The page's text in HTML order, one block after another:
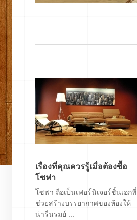
เรื่องที่คุณควรรู้เมื่อต้องซื้อ
โซฟา
โซฟา ถือเป็นเฟอร์นิเจอร์ชิ้นเอกที่
ช่วยสร้างบรรยากาศของห้องให้
น่ารื่นรมย์ ...